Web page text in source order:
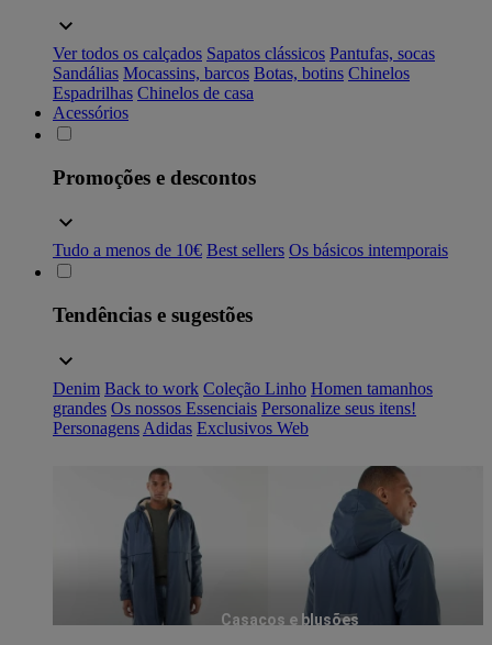
Ver todos os calçados Sapatos clássicos Pantufas, socas
Sandálias Mocassins, barcos Botas, botins Chinelos
Espadrilhas Chinelos de casa
Acessórios
Promoções e descontos
Tudo a menos de 10€ Best sellers Os básicos intemporais
Tendências e sugestões
Denim Back to work Coleção Linho Homen tamanhos
grandes Os nossos Essenciais Personalize seus itens!
Personagens Adidas Exclusivos Web
Casacos e blusões